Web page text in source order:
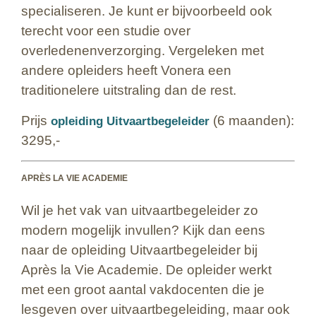
specialiseren. Je kunt er bijvoorbeeld ook
terecht voor een studie over
overledenenverzorging. Vergeleken met
andere opleiders heeft Vonera een
traditionelere uitstraling dan de rest.
Prijs opleiding Uitvaartbegeleider (6 maanden):
3295,-
APRÈS LA VIE ACADEMIE
Wil je het vak van uitvaartbegeleider zo
modern mogelijk invullen? Kijk dan eens
naar de opleiding Uitvaartbegeleider bij
Après la Vie Academie. De opleider werkt
met een groot aantal vakdocenten die je
lesgeven over uitvaartbegeleiding, maar ook